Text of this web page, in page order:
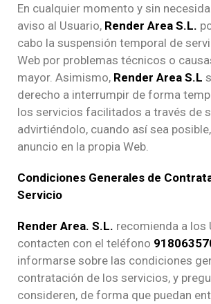
En cualquier momento y sin
aviso al Usuario, Render Area S.L.
cabo la suspensión temporal de
Web por problemas técnicos o
mayor. Asimismo, Render Area S.L
derecho a interrumpir de forma
los servicios facilitados a través de
advirtiéndolo, cuando así sea
anuncio en la propia Web.
Condiciones Generales de
Servicio
Render Area. S.L. recomienda a los
contacten con el teléfono
informarse sobre las condiciones
contratación de los servicios, y
consideren, de forma que puedan